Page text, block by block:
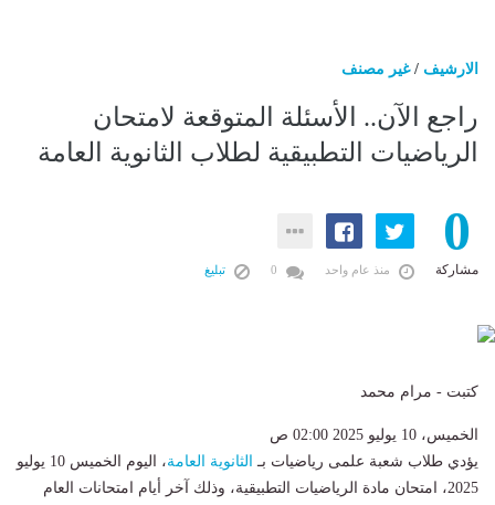
الارشيف /غير مصنف
راجع الآن.. الأسئلة المتوقعة لامتحان
الرياضيات التطبيقية لطلاب الثانوية العامة
0
مشاركة منذ عام واحد تبليغ
كتبت - مرام محمد
الخميس، 10 يوليو 2025 02:00 ص
يؤدي طلاب شعبة علمى رياضيات بـ الثانوية العامة
، اليوم الخميس 10 يوليو
2025، امتحان مادة الرياضيات التطبيقية، وذلك آخر أيام امتحانات العام